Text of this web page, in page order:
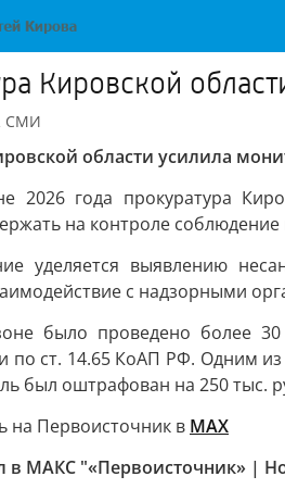
Кировской
СМИ
области усилила
2026 года прокуратура
на контроле
уделяется выявлению
с надзорными
было проведено более 30
по ст. 14.65 КоАП РФ. Одним
был оштрафован на 250 тыс.
на Первоисточник в MAX
в МАКС "«Первоисточник» |